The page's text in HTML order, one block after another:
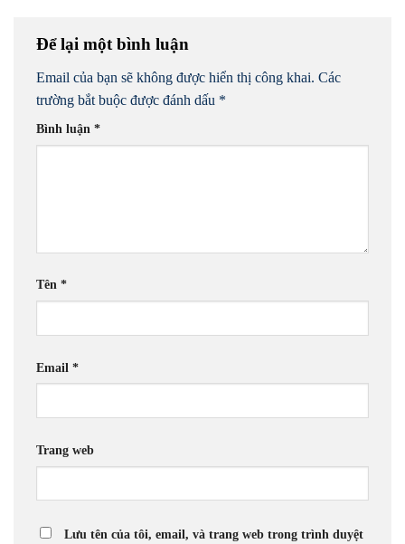
Để lại một bình luận
Email của bạn sẽ không được hiển thị công khai. Các
trường bắt buộc được đánh dấu *
Bình luận *
Tên *
Email *
Trang web
Lưu tên của tôi, email, và trang web trong trình duyệt